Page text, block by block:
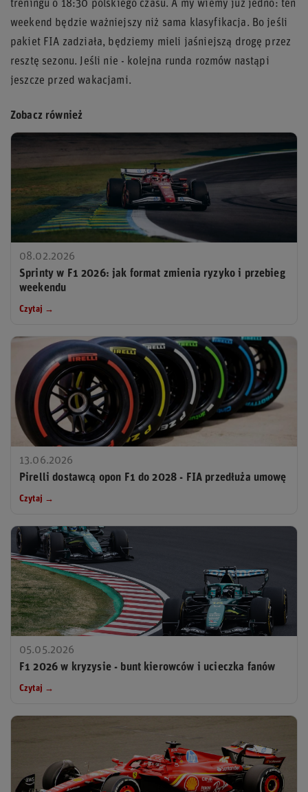
treningu o 18:30 polskiego czasu. A my wiemy już jedno: ten
weekend będzie ważniejszy niż sama klasyfikacja. Bo jeśli
pakiet FIA zadziała, będziemy mieli jaśniejszą drogę przez
resztę sezonu. Jeśli nie - kolejna runda rozmów nastąpi
jeszcze przed wakacjami.
Zobacz również
08.02.2026
Sprinty w F1 2026: jak format zmienia ryzyko i przebieg
weekendu
Czytaj →
13.06.2026
Pirelli dostawcą opon F1 do 2028 - FIA przedłuża umowę
Czytaj →
05.05.2026
F1 2026 w kryzysie - bunt kierowców i ucieczka fanów
Czytaj →